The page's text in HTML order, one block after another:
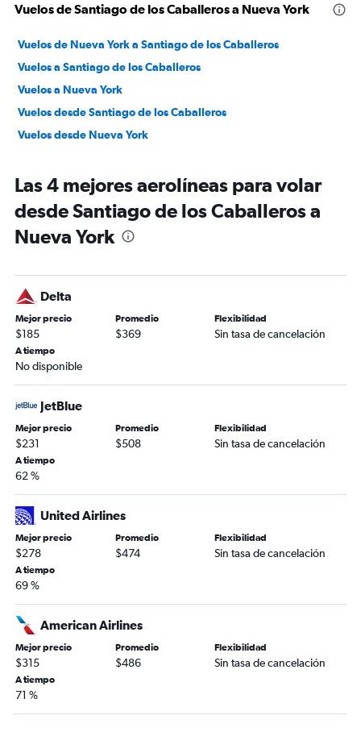
Vuelos de Santiago de los Caballeros a Nueva York
Vuelos de Nueva York a Santiago de los Caballeros
Vuelos a Santiago de los Caballeros
Vuelos a Nueva York
Vuelos desde Santiago de los Caballeros
Vuelos desde Nueva York
Las 4 mejores aerolíneas para volar
desde Santiago de los Caballeros a
Nueva York
Delta
Mejor precio
$185
Promedio
$369
Flexibilidad
Sin tasa de cancelación
A tiempo
No disponible
JetBlue
Mejor precio
$231
Promedio
$508
Flexibilidad
Sin tasa de cancelación
A tiempo
62 %
United Airlines
Mejor precio
$278
Promedio
$474
Flexibilidad
Sin tasa de cancelación
A tiempo
69 %
American Airlines
Mejor precio
$315
Promedio
$486
Flexibilidad
Sin tasa de cancelación
A tiempo
71 %